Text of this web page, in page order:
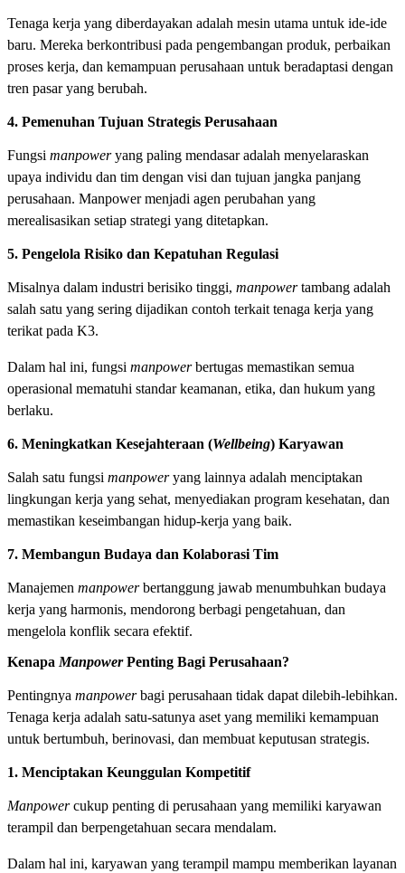
Tenaga kerja yang diberdayakan adalah mesin utama untuk ide-ide
baru. Mereka berkontribusi pada pengembangan produk, perbaikan
proses kerja, dan kemampuan perusahaan untuk beradaptasi dengan
tren pasar yang berubah.
4. Pemenuhan Tujuan Strategis Perusahaan
Fungsi manpoweryang paling mendasar adalah menyelaraskan
upaya individu dan tim dengan visi dan tujuan jangka panjang
perusahaan. Manpower menjadi agen perubahan yang
merealisasikan setiap strategi yang ditetapkan.
5. Pengelola Risiko dan Kepatuhan Regulasi
Misalnya dalam industri berisiko tinggi, manpowertambang adalah
salah satu yang sering dijadikan contoh terkait tenaga kerja yang
terikat pada K3.
Dalam hal ini, fungsi manpowerbertugas memastikan semua
operasional mematuhi standar keamanan, etika, dan hukum yang
berlaku.
6. Meningkatkan Kesejahteraan (Wellbeing) Karyawan
Salah satu fungsi manpoweryang lainnya adalah menciptakan
lingkungan kerja yang sehat, menyediakan program kesehatan, dan
memastikan keseimbangan hidup-kerja yang baik.
7. Membangun Budaya dan Kolaborasi Tim
Manajemen manpowerbertanggung jawab menumbuhkan budaya
kerja yang harmonis, mendorong berbagi pengetahuan, dan
mengelola konflik secara efektif.
Kenapa ManpowerPenting Bagi Perusahaan?
Pentingnya manpowerbagi perusahaan tidak dapat dilebih-lebihkan.
Tenaga kerja adalah satu-satunya aset yang memiliki kemampuan
untuk bertumbuh, berinovasi, dan membuat keputusan strategis.
1. Menciptakan Keunggulan Kompetitif
Manpowercukup penting di perusahaan yang memiliki karyawan
terampil dan berpengetahuan secara mendalam.
Dalam hal ini, karyawan yang terampil mampu memberikan layanan